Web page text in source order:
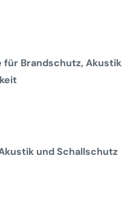
Brandschutz, Akustik
und Schallschutz